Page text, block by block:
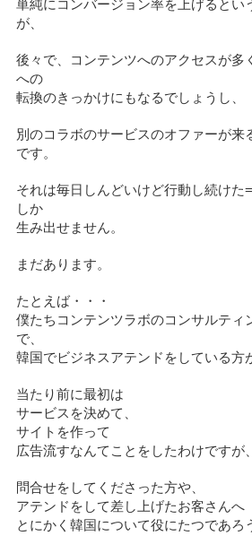
単純にコンバージョン率を上げるとい
が、
後々で、コンテンツへのアクセスが多
への
転換のきっかけにもなるでしょうし、
別のコラボのサービスのオファーが来
です。
それは毎日しんどいけど行動し続けた
しか
生み出せません。
まだあります。
たとえば・・・
僕たちコンテンツラボのコンサルティ
で、
韓国でビジネスアテンドをしている方
当たり前に最初は
サービスを決めて、
サイトを作って
広告流すなんてことをしたわけですが、
問合せをしてくださった方や、
アテンドをして差し上げたお客さんへ
とにかく韓国について役にたつであろ